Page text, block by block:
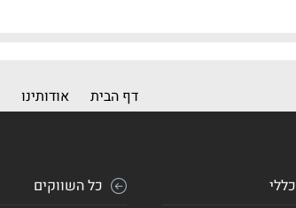
דף הבית אודותינו
כללי כל השווקים